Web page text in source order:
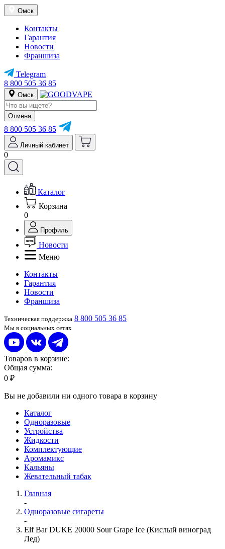
Омск
Контакты
Гарантия
Новости
Франшиза
Telegram
8 800 505 36 85
Омск
Отмена
8 800 505 36 85
Личный кабинет
0
Каталог
Корзина
0
Профиль
Новости
Меню
Контакты
Гарантия
Новости
Франшиза
Техническая поддержка 8 800 505 36 85
Мы в социальных сетях
Товаров в корзине:
Общая сумма:
0 ₽
Вы не добавили ни одного товара в корзину
Каталог
Одноразовые
Устройства
Жидкости
Комплектующие
Аромамикс
Кальяны
Жевательный табак
Главная
-
Одноразовые сигареты
-
Elf Bar DUKE 20000 Sour Grape Ice (Кислый виноград
Лед)